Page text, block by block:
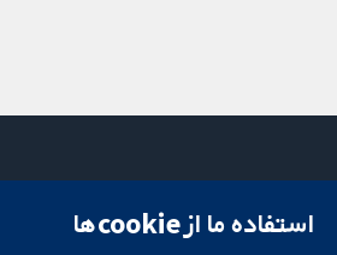
میدان کاوندیش
استفاده ما از cookie‌ها